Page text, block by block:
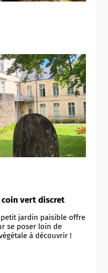
coin vert discret
jardin paisible offre
se poser loin de
à découvrir !